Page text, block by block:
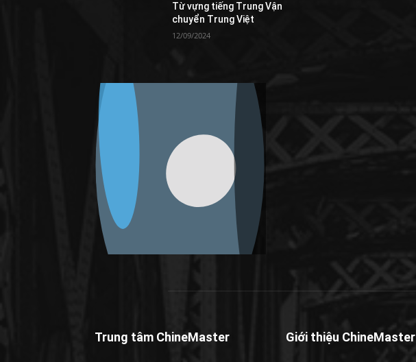
Từ vựng tiếng Trung Vận
chuyển Trung Việt
12/09/2024
Trung tâm ChineMaster Giới thiệu ChineMaster